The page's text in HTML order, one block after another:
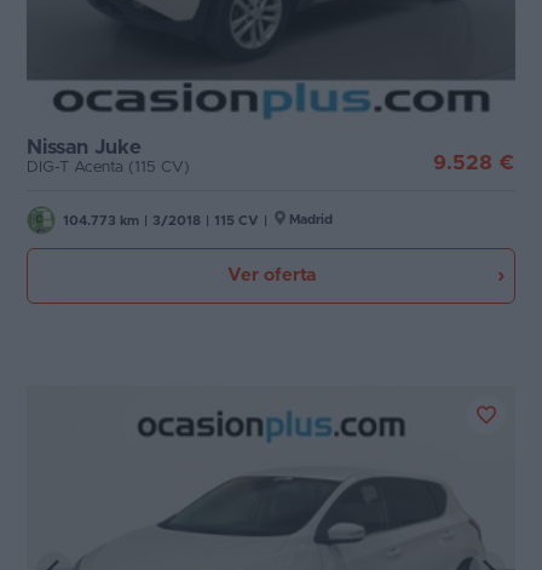
Nissan Juke
DIG-T Acenta (115 CV) 9.528 €
104.773 km 3/2018 115 CV Madrid
Ver oferta